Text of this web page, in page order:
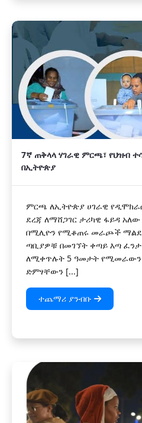
7ኛ ጠቅላላ ሃገራዊ ምርጫ፣ የህዝብ
በኢትዮጵያ
​ምርጫ ለኢትዮጵያ ሀገራዊ
ደረጃ ለማሸጋገር ታሪካዊ ፋይዳ
በሚሊዮን የሚቆጠሩ መራጮች
ጣቢያዎቹ በመገኘት ቀጣይ እጣ
ለሚቀጥሉት 5 ዓመታት የሚመራውን
ድምፃቸውን [...]
ተጨማሪ ያንብቡ